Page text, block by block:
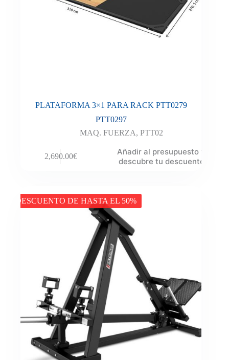
PLATAFORMA 3×1 PARA RACK PTT0279
PTT0297
MAQ. FUERZA, PTT02
2,690.00€
Añadir al presupuesto y
descubre tu descuento
DESCUENTO DE HASTA EL 50%